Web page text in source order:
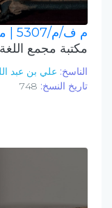
م ف/م/5307 |
مكتبة مجمع
الناسخ: علي بن عبد
تاريخ النسخ: